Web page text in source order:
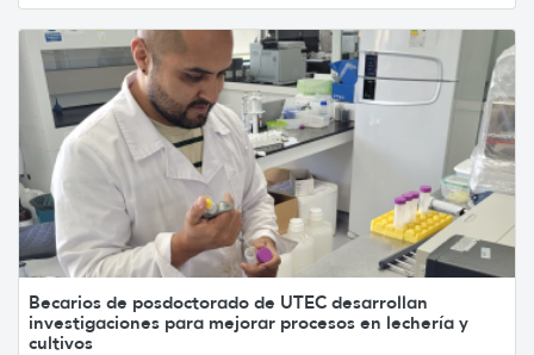
Becarios de posdoctorado de UTEC desarrollan
investigaciones para mejorar procesos en lechería y
cultivos